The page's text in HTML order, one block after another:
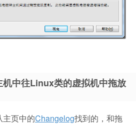
机中往Linux类的虚拟机中拖放
主页中的Changelog找到的，和拖